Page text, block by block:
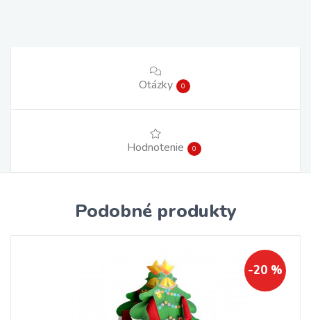
Otázky 0
Hodnotenie 0
Podobné produkty
-20 %